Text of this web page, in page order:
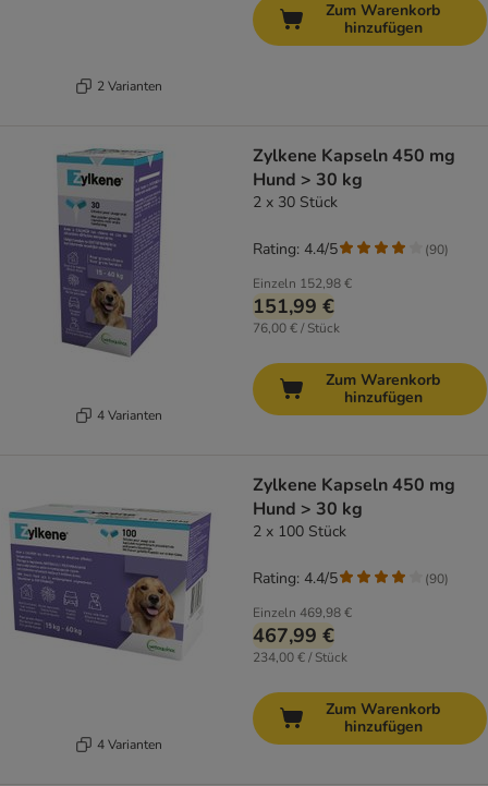
2 Varianten
Zum Warenkorb
hinzufügen
4 Varianten
Zylkene Kapseln 450 mg
Hund > 30 kg
2 x 30 Stück
Einzeln 152,98 €
151,99 €
76,00 € / Stück
Rating: 4.4/5 (90)
Zum Warenkorb
hinzufügen
4 Varianten
Zylkene Kapseln 450 mg
Hund > 30 kg
2 x 100 Stück
Einzeln 469,98 €
467,99 €
234,00 € / Stück
Rating: 4.4/5 (90)
Zum Warenkorb
hinzufügen